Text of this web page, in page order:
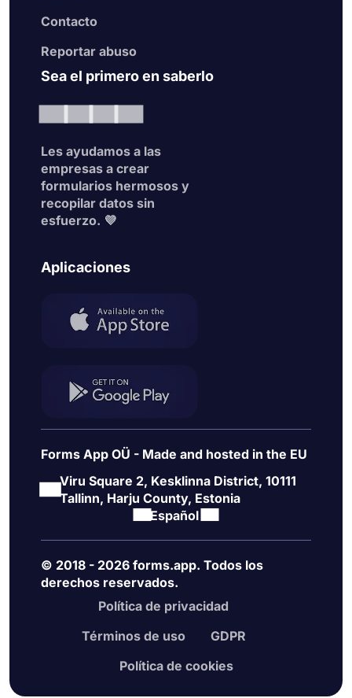
Contacto
Reportar abuso
Sea el primero en saberlo
Les ayudamos a las
empresas a crear
formularios hermosos y
recopilar datos sin
esfuerzo. 💜
Aplicaciones
Forms App OÜ - Made and hosted in the EU
Viru Square 2, Kesklinna District, 10111
Tallinn, Harju County, Estonia
Español
© 2018 - 2026 forms.app. Todos los
derechos reservados.
Política de privacidad
Términos de uso
GDPR
Política de cookies